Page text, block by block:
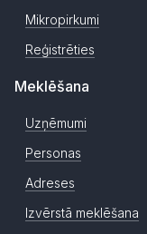
Mikropirkumi
Reģistrēties
Meklēšana
Uzņēmumi
Personas
Adreses
Izvērstā meklēšana